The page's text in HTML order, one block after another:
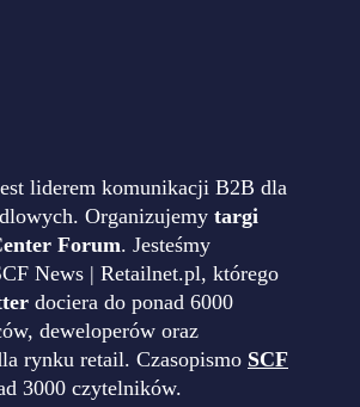
liderem komunikacji B2B dla
Organizujemy targi
Forum. Jesteśmy
News | Retailnet.pl, którego
dociera do ponad 6000
deweloperów oraz
rynku retail. Czasopismo SCF
3000 czytelników.